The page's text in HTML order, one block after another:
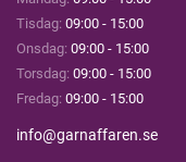
Tisdag: 09:00 - 15:00
Onsdag: 09:00 - 15:00
Torsdag: 09:00 - 15:00
Fredag: 09:00 - 15:00
info@garnaffaren.se